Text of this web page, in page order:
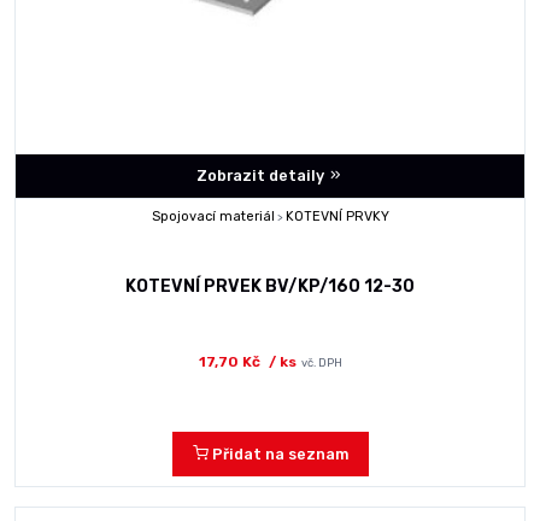
Zobrazit detaily
Spojovací materiál > KOTEVNÍ PRVKY
KOTEVNÍ PRVEK BV/KP/160 12-30
17,70 Kč / ks vč. DPH
Přidat na seznam